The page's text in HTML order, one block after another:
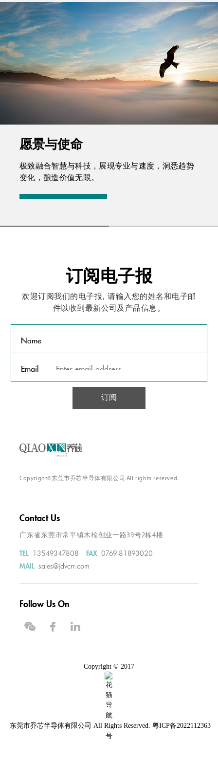
愿景与使命
极致融合智慧与科技，展现专业与速度，洞悉趋势
变化，酿造价值无限。
订阅电子报
欢迎订阅我们的电子报, 请输入您的姓名和电子邮
件以收到最新公司及产品信息。
Name
Email
订阅
Copyright©东莞市乔芯半导体有限公司.All rights reserved.
Contact Us
广东省东莞市常平镇木棆创业一路39号2栋4楼
TEL 13549347808 FAX 0769-81893020
MAIL sales@jdvcrr.com
Follow Us On
Copyright © 2017
东莞市乔芯半导体有限公司 All Rights Reserved. 粤ICP备2022112363
号